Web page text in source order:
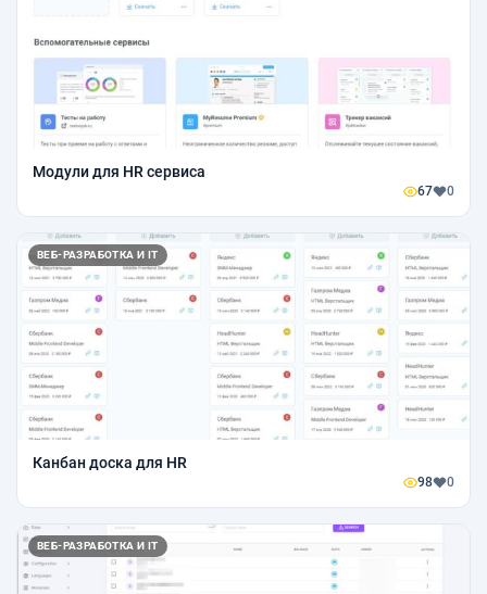
Модули для HR сервиса
67 0
ВЕБ-РАЗРАБОТКА И IT
Канбан доска для HR
98 0
ВЕБ-РАЗРАБОТКА И IT